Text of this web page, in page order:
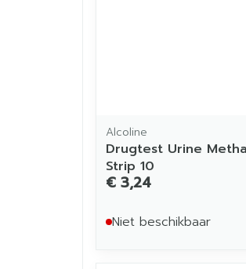
Alcoline
Drugtest Urine
Strip 10
€ 3,24
Niet beschikbaar